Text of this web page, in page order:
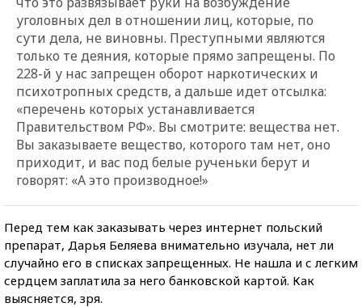
уголовных дел в отношении лиц, которые, по
сути дела, не виновны. Преступными являются
только те деяния, которые прямо запрещены. По
228-й у нас запрещен оборот наркотических и
психотропных средств, а дальше идет отсылка:
«перечень которых устанавливается
Правительством РФ». Вы смотрите: вещества нет.
Вы заказываете вещество, которого там нет, оно
приходит, и вас под белые рученьки берут и
говорят: «А это производное!»
Перед тем как заказывать через интернет польский
препарат, Дарья Беляева внимательно изучала, нет ли
случайно его в списках запрещенных. Не нашла и с легким
сердцем заплатила за него банковской картой. Как
выясняется, зря.